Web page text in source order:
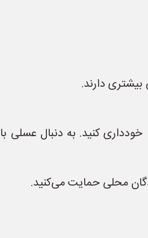
دارند.
کنید. به دنبال عسلی
محلی حمایت می‌کنید.